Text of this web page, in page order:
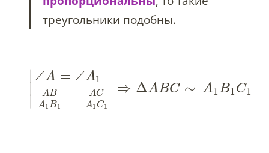
треугольники подобны.
∣
∣
∣
∠A = ∠A1
AB
A1B1
= AC
A1C1
⇒ ΔABC ∼ A1 B1 C1